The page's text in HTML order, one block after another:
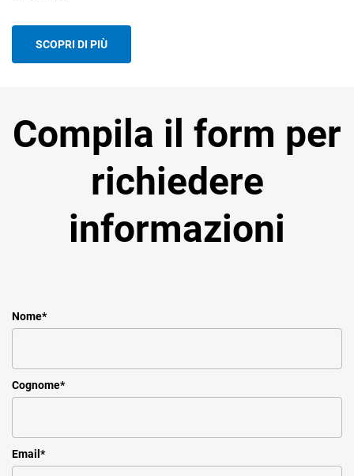
SCOPRI DI PIÙ
Compila il form per
richiedere
informazioni
Nome*
Cognome*
Email *